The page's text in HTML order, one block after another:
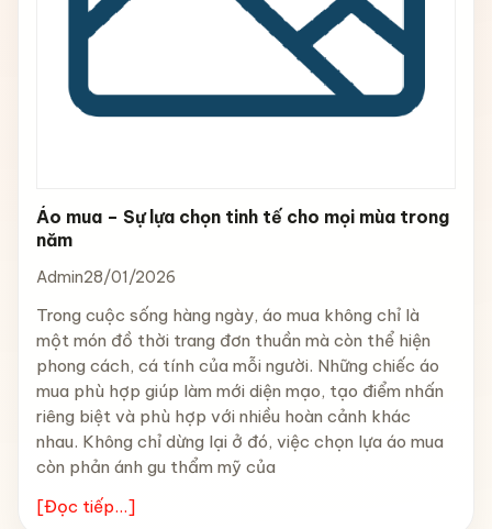
Áo mua – Sự lựa chọn tinh tế cho mọi mùa trong
năm
Admin28/01/2026
Trong cuộc sống hàng ngày, áo mua không chỉ là
một món đồ thời trang đơn thuần mà còn thể hiện
phong cách, cá tính của mỗi người. Những chiếc áo
mua phù hợp giúp làm mới diện mạo, tạo điểm nhấn
riêng biệt và phù hợp với nhiều hoàn cảnh khác
nhau. Không chỉ dừng lại ở đó, việc chọn lựa áo mua
còn phản ánh gu thẩm mỹ của
[Đọc tiếp...]